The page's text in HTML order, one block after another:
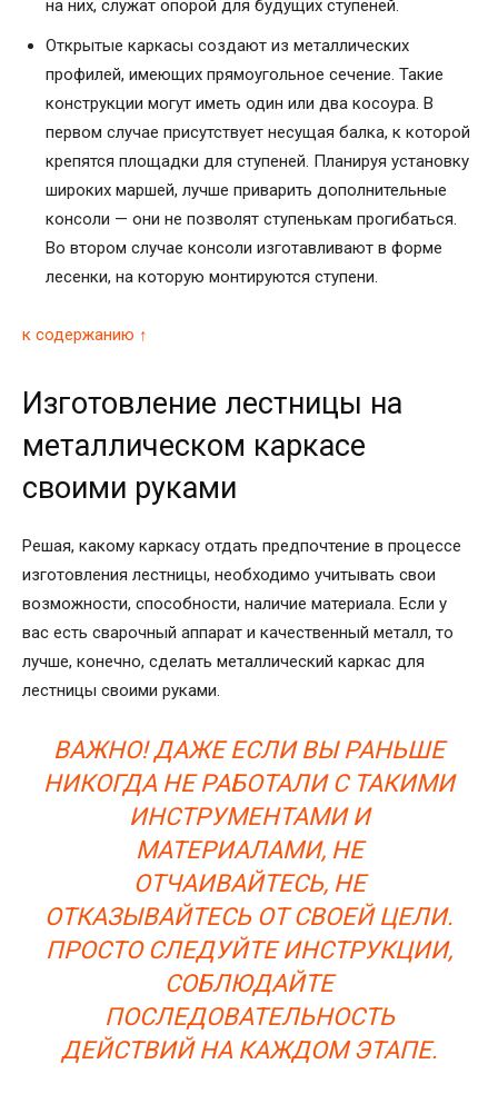
на них, служат опорой для будущих ступеней.
Открытые каркасы создают из металлических
профилей, имеющих прямоугольное сечение. Такие
конструкции могут иметь один или два косоура. В
первом случае присутствует несущая балка, к которой
крепятся площадки для ступеней. Планируя установку
широких маршей, лучше приварить дополнительные
консоли — они не позволят ступенькам прогибаться.
Во втором случае консоли изготавливают в форме
лесенки, на которую монтируются ступени.
к содержанию ↑
Изготовление лестницы на
металлическом каркасе
своими руками
Решая, какому каркасу отдать предпочтение в процессе
изготовления лестницы, необходимо учитывать свои
возможности, способности, наличие материала. Если у
вас есть сварочный аппарат и качественный металл, то
лучше, конечно, сделать металлический каркас для
лестницы своими руками.
ВАЖНО! ДАЖЕ ЕСЛИ ВЫ РАНЬШЕ
НИКОГДА НЕ РАБОТАЛИ С ТАКИМИ
ИНСТРУМЕНТАМИ И
МАТЕРИАЛАМИ, НЕ
ОТЧАИВАЙТЕСЬ, НЕ
ОТКАЗЫВАЙТЕСЬ ОТ СВОЕЙ ЦЕЛИ.
ПРОСТО СЛЕДУЙТЕ ИНСТРУКЦИИ,
СОБЛЮДАЙТЕ
ПОСЛЕДОВАТЕЛЬНОСТЬ
ДЕЙСТВИЙ НА КАЖДОМ ЭТАПЕ.